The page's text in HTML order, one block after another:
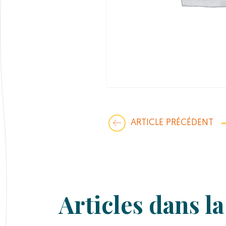
ARTICLE PRÉCÉDENT
Articles dans